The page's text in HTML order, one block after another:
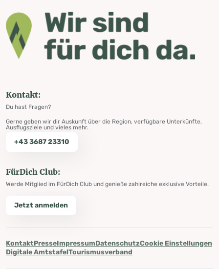
Kontakt:
Du hast Fragen?
Gerne geben wir dir Auskunft über die Region, verfügbare Unterkünfte,
Ausflugsziele und vieles mehr.
+43 3687 23310
FürDich Club:
Werde Mitglied im FürDich Club und genieße zahlreiche exklusive Vorteile.
Jetzt anmelden
KontaktPresseImpressumDatenschutzCookie Einstellungen
Digitale AmtstafelTourismusverband